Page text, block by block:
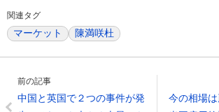
関連タグ
マーケット 陳満咲杜
前の記事
中国と英国で２つの事件が発
今の相場は